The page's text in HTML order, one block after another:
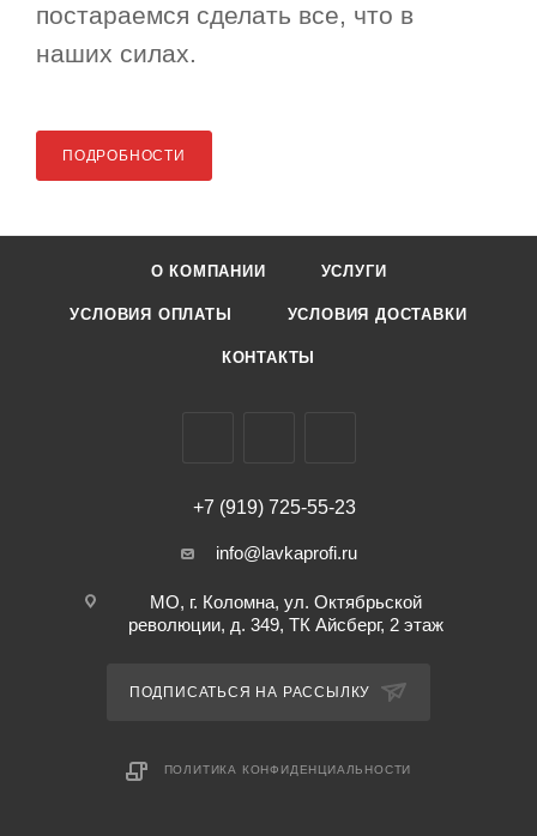
постараемся сделать все, что в
наших силах.
ПОДРОБНОСТИ
О КОМПАНИИ УСЛУГИ
УСЛОВИЯ ОПЛАТЫ УСЛОВИЯ ДОСТАВКИ
КОНТАКТЫ
+7 (919) 725-55-23
info@lavkaprofi.ru
МО, г. Коломна, ул. Октябрьской
революции, д. 349, ТК Айсберг, 2 этаж
ПОДПИСАТЬСЯ НА РАССЫЛКУ
ПОЛИТИКА КОНФИДЕНЦИАЛЬНОСТИ